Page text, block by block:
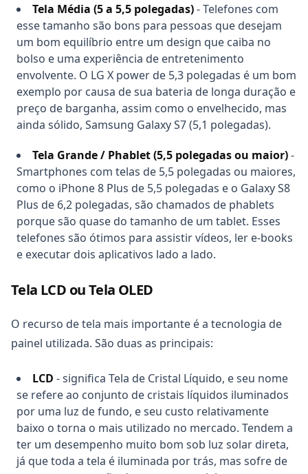
Tela Média (5 a 5,5 polegadas)- Telefones com
esse tamanho são bons para pessoas que desejam
um bom equilíbrio entre um design que caiba no
bolso e uma experiência de entretenimento
envolvente. O LG X power de 5,3 polegadas é um bom
exemplo por causa de sua bateria de longa duração e
preço de barganha, assim como o envelhecido, mas
ainda sólido, Samsung Galaxy S7 (5,1 polegadas).
Tela Grande / Phablet (5,5 polegadas ou maior)-
Smartphones com telas de 5,5 polegadas ou maiores,
como o iPhone 8 Plus de 5,5 polegadas e o Galaxy S8
Plus de 6,2 polegadas, são chamados de phablets
porque são quase do tamanho de um tablet. Esses
telefones são ótimos para assistir vídeos, ler e-books
e executar dois aplicativos lado a lado.
Tela LCD ou Tela OLED
O recurso de tela mais importante é a tecnologia de
painel utilizada. São duas as principais:
LCD - significa Tela de Cristal Líquido, e seu nome
se refere ao conjunto de cristais líquidos iluminados
por uma luz de fundo, e seu custo relativamente
baixo o torna o mais utilizado no mercado. Tendem a
ter um desempenho muito bom sob luz solar direta,
já que toda a tela é iluminada por trás, mas sofre de